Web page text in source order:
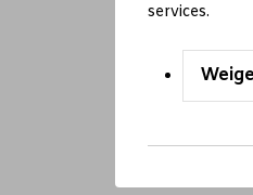
services.